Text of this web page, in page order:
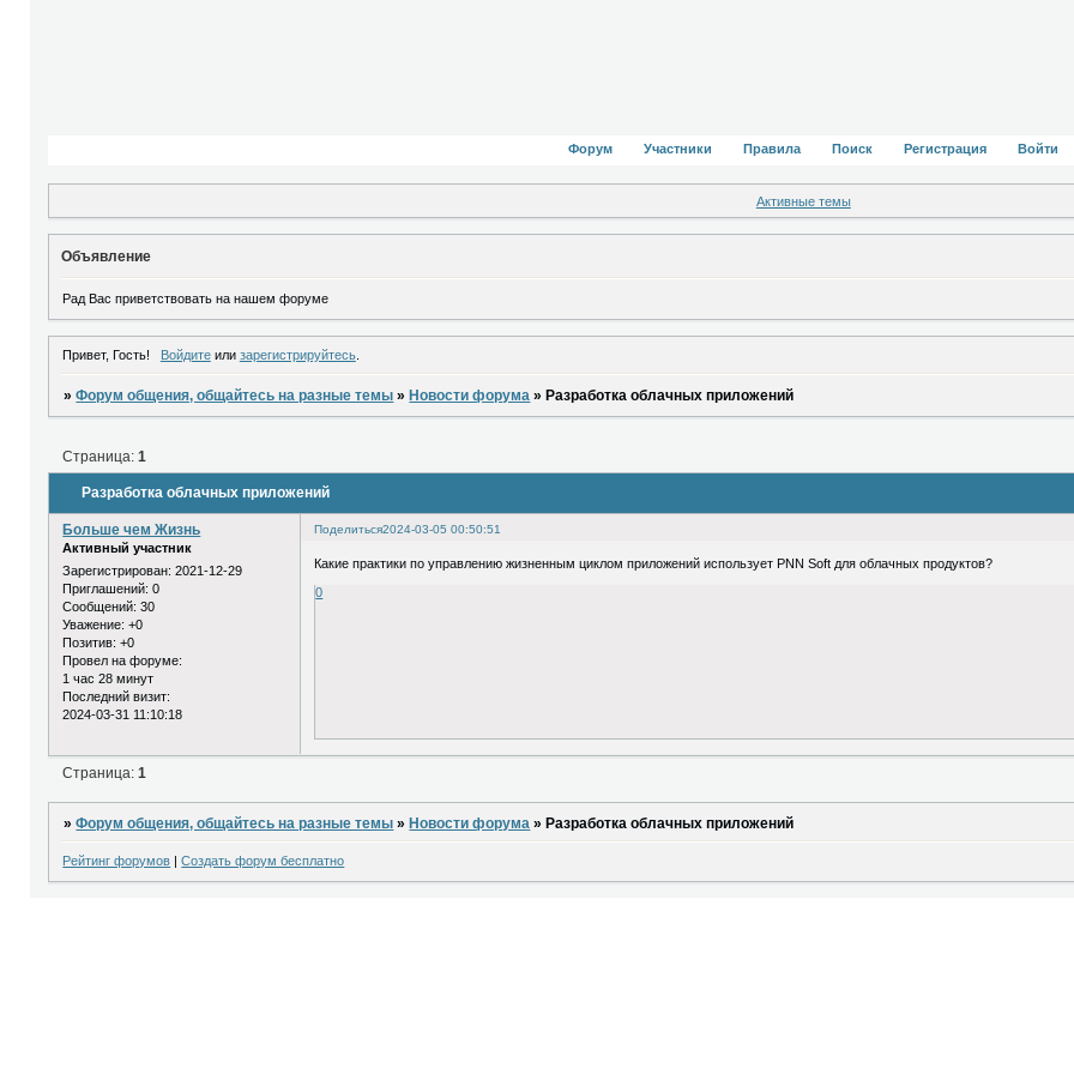
Форум Участники Правила Поиск Регистрация Войти
Активные темы
Объявление
Рад Вас приветствовать на нашем форуме
Привет, Гость! Войдитеили зарегистрируйтесь.
»Форум общения, общайтесь на разные темы »Новости форума »Разработка облачных приложений
Разработка облачных приложений
Страница:1
Поделиться2024-03-05 00:50:51
Больше чем Жизнь
Активный участник
Зарегистрирован: 2021-12-29
Приглашений: 0
Сообщений: 30
Уважение: +0
Позитив: +0
Провел на форуме:
1 час 28 минут
Последний визит:
2024-03-31 11:10:18
Какие практики по управлению жизненным циклом приложений использует PNN Soft для облачных продуктов?
0
Страница:1
»Форум общения, общайтесь на разные темы »Новости форума »Разработка облачных приложений
Рейтинг форумов |Создать форум бесплатно